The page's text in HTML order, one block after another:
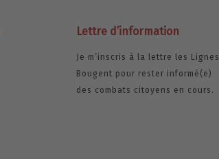
Lettre d’information
Je m’inscris à la lettre les Lignes
Bougent pour rester informé(e)
des combats citoyens en cours.